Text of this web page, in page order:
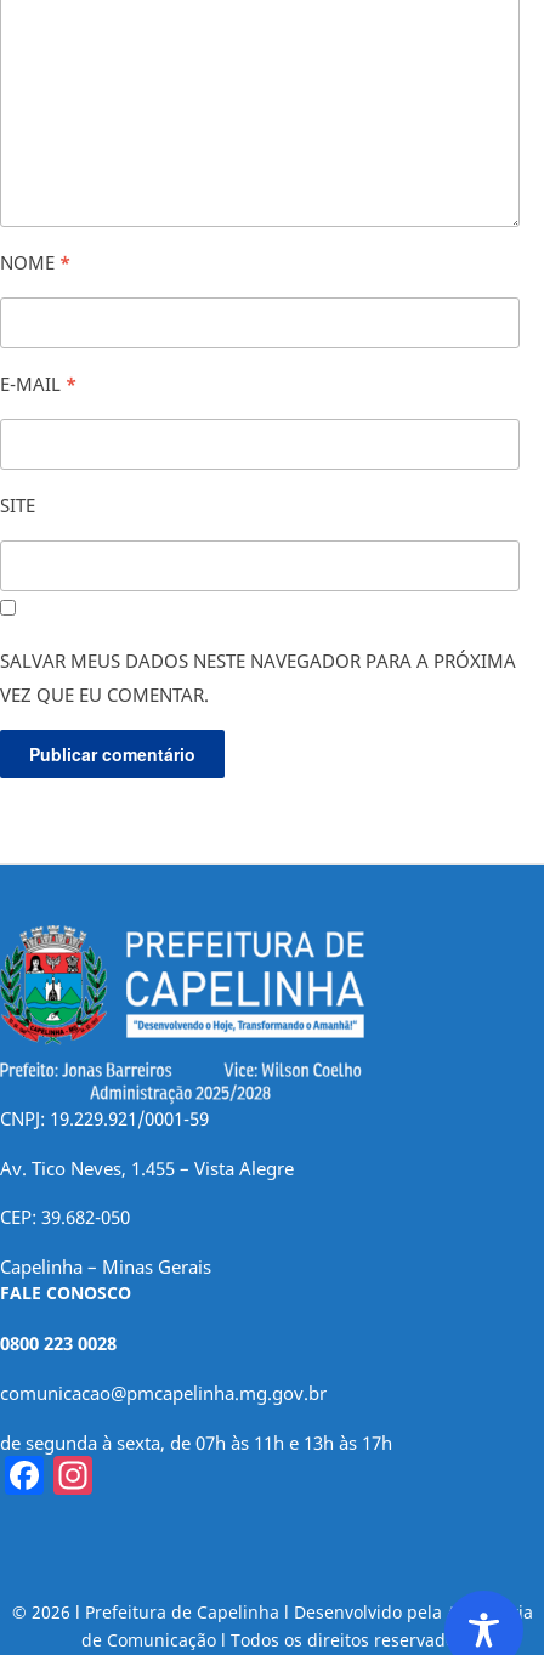
NOME *
E-MAIL *
SITE
SALVAR MEUS DADOS NESTE NAVEGADOR PARA A PRÓXIMA
VEZ QUE EU COMENTAR.
CNPJ: 19.229.921/0001-59
Av. Tico Neves, 1.455 – Vista Alegre
CEP: 39.682-050
Capelinha – Minas Gerais
FALE CONOSCO
0800 223 0028
comunicacao@pmcapelinha.mg.gov.br
de segunda à sexta, de 07h às 11h e 13h às 17h
Facebook
© 2026 l Prefeitura de Capelinha l Desenvolvido pela Assessoria
de Comunicação l Todos os direitos reservados